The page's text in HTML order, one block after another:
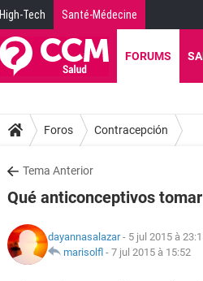
High-Tech Santé-Médecine
FORUMS
Foros Contracepción
Tema Anterior
Qué anticonceptivos tomar
dayannasalazar- 5 jul 2015 à
marisolfl - 7 jul 2015 à 15:52